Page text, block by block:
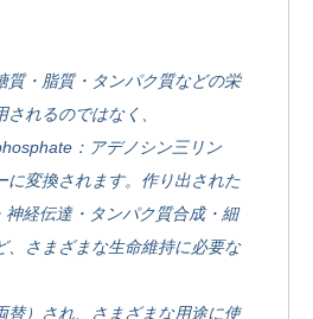
質・脂質・タンパク質などの栄
れるのではなく、
：アデノシン三リン
に変換されます。作り出された
神経伝達・タンパク質合成・細
、さまざまな生命維持に必要な
替）され、さまざまな用途に使